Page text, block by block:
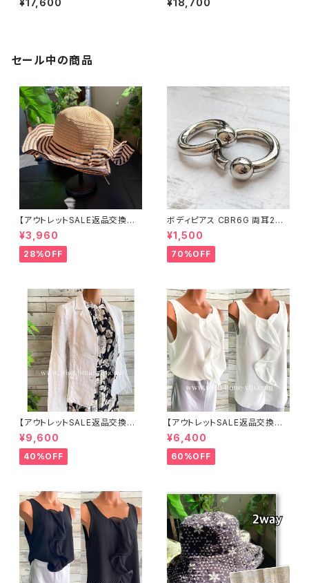
ピース｜ジャージワンピース/白
¥17,600
ーユ・パリ｜プリントワンピース
¥18,700
セール中の商品
【アウトレットSALE返品交換不
可8/20まで】つば広サマーハッ
ト・通気性・軽量 ワイヤー入りハ
ット ボーダー＆BIGリボン・女優
帽 UV/紫外線対策 レディースハ
¥3,960
28%OFF
ボディピアス CBR6G 両耳2個
セット 1ボール ネジ式 簡単脱着
サージカルステンレス NY直輸
入
¥1,500
70%OFF
【アウトレットSALE返品交換不
可8/20まで】イタリア製サマー
ジャケット｜Made in ITALY｜
リネン麻 飾りエリ ジャケット/ホ
ワイト
¥9,600
40%OFF
【アウトレットSALE返品交換不
可8/20まで】イタリア製 CASA
DEILUCA ITALY｜前フリル＆B
IGフリルトップス /ホワイト
¥6,400
60%OFF